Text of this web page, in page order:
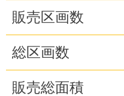
販売区画数
総区画数
販売総面積